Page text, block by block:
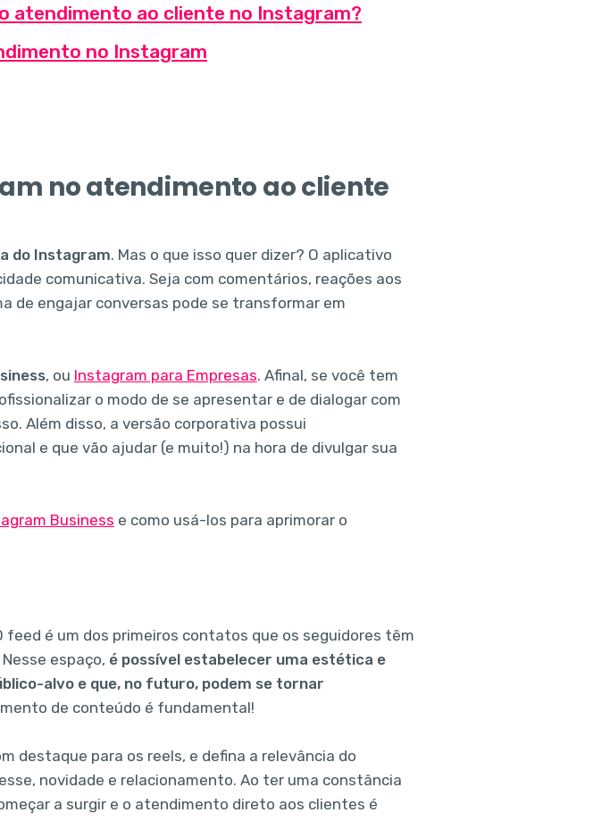
atendimento ao cliente no Instagram?
no Instagram
no atendimento ao cliente
do Instagram. Mas o que isso quer dizer? O aplicativo
comunicativa. Seja com comentários, reações aos
de engajar conversas pode se transformar em
, ou Instagram para Empresas. Afinal, se você tem
o modo de se apresentar e de dialogar com
Além disso, a versão corporativa possui
e que vão ajudar (e muito!) na hora de divulgar sua
Business e como usá-los para aprimorar o
feed é um dos primeiros contatos que os seguidores têm
espaço, é possível estabelecer uma estética e
alvo e que, no futuro, podem se tornar
de conteúdo é fundamental!
destaque para os reels, e defina a relevância do
novidade e relacionamento. Ao ter uma constância
a surgir e o atendimento direto aos clientes é